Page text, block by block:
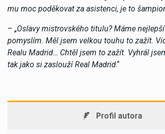
mu moc poděkovat za asistenci, je to
– „Oslavy mistrovského titulu? Máme
pomyslím. Měl jsem velkou touhu to zažít.
Realu Madrid… Chtěl jsem to zažít. Vyhrál
tak jako si zaslouží Real Madrid.“
Profil autora